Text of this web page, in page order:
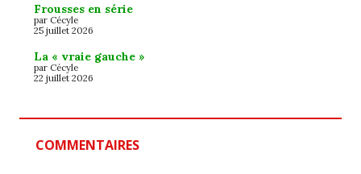
Frousses en série
par Cécyle
25 juillet 2026
La « vraie gauche »
par Cécyle
22 juillet 2026
COMMENTAIRES